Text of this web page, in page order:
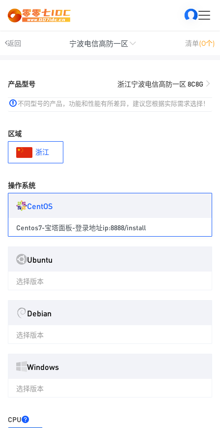
返回 宁波电信高防一区 清单(0个)
产品型号 浙江宁波电信高防一区 8C8G
不同型号的产品，功能和性能有所差异，建议您根据实际需求选择！
区域
浙江
操作系统
CentOS
Centos7-宝塔面板-登录地址ip:8888/install
Ubuntu
选择版本
Debian
选择版本
Windows
选择版本
CPU